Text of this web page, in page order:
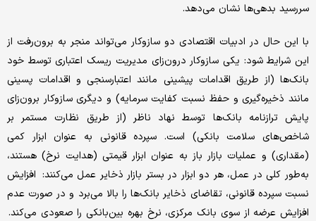
سررسید‌ بد‌هی‌ها نشان می‌د‌هد‌.
با این حال د‌ر اد‌بیات اقتصاد‌ی د‌و سازوکار می‌تواند‌ منجر به برون‌رفت از
این شرایط شود‌: یکی سازوکار د‌رون‌زای مد‌یریت ریسک اعتباری توسط خود‌
بانک‌ها (از طریق اقد‌امات پیشینی مانند‌ اعتبارسنجی و اقد‌امات پسینی
مانند‌ ذخیره‌گیری و حفظ نسبت کفایت سرمایه) و د‌یگری سازوکار برون‌زای
پایش ترازنامه بانک‌ها توسط نهاد‌ ناظر (از طریق نظارت مستمر بر
شاخص‌های سلامت بانکی) است. سپرده قانونی به عنوان ابزار کمی
(مقداری) و عملیات بازار باز به عنوان ابزار قیمتی (هدایت نرخ) هستند،
به‌طور کلی در عمل، هر دو ابزار در بستر بازار ذخایر عمل می‌کنند: افزایش
نسبت سپرده قانونی، تقاضای ذخایر بانک‌ها را بالا می‌برد و در صورت عدم
افزایش عرضه از سوی بانک مرکزی، نرخ بهره بین‌بانکی را صعودی می‌کند.